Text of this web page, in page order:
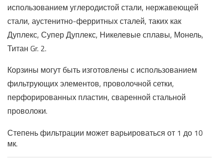
использованием углеродистой стали, нержавеющей
стали, аустенитно-ферритных сталей, таких как
Дуплекс, Супер Дуплекс, Никелевые сплавы, Монель,
Титан Gr. 2.
Корзины могут быть изготовлены с использованием
фильтрующих элементов, проволочной сетки,
перфорированных пластин, сваренной стальной
проволоки.
Степень фильтрации может варьироваться от 1 до 10
мк.